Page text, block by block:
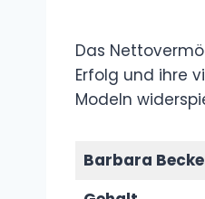
Das
Erfolg und ihre
Modeln
Barbara